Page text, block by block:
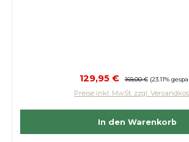
Verkaufspreis:
129,95 € Regulärer Preis:
169,00 € (23.11%
Preise inkl. MwSt. zzgl.
In den Warenkorb